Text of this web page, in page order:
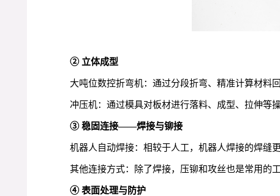
② 立体成型
大吨位数控折弯机：通过分段折弯、精准计算材料
冲压机：通过模具对板材进行落料、成型、拉伸等
③ 稳固连接——焊接与铆接
机器人自动焊接：相较于人工，机器人焊接的焊缝
其他连接方式：除了焊接，压铆和攻丝也是常用的
④ 表面处理与防护